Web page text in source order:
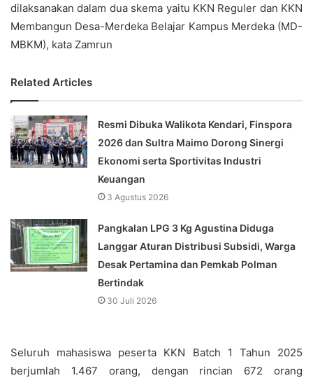
dilaksanakan dalam dua skema yaitu KKN Reguler dan KKN
Membangun Desa-Merdeka Belajar Kampus Merdeka (MD-
MBKM), kata Zamrun
Related Articles
Resmi Dibuka Walikota Kendari, Finspora
2026 dan Sultra Maimo Dorong Sinergi
Ekonomi serta Sportivitas Industri
Keuangan
3 Agustus 2026
Pangkalan LPG 3 Kg Agustina Diduga
Langgar Aturan Distribusi Subsidi, Warga
Desak Pertamina dan Pemkab Polman
Bertindak
30 Juli 2026
Seluruh mahasiswa peserta KKN Batch 1 Tahun 2025
berjumlah 1.467 orang, dengan rincian 672 orang